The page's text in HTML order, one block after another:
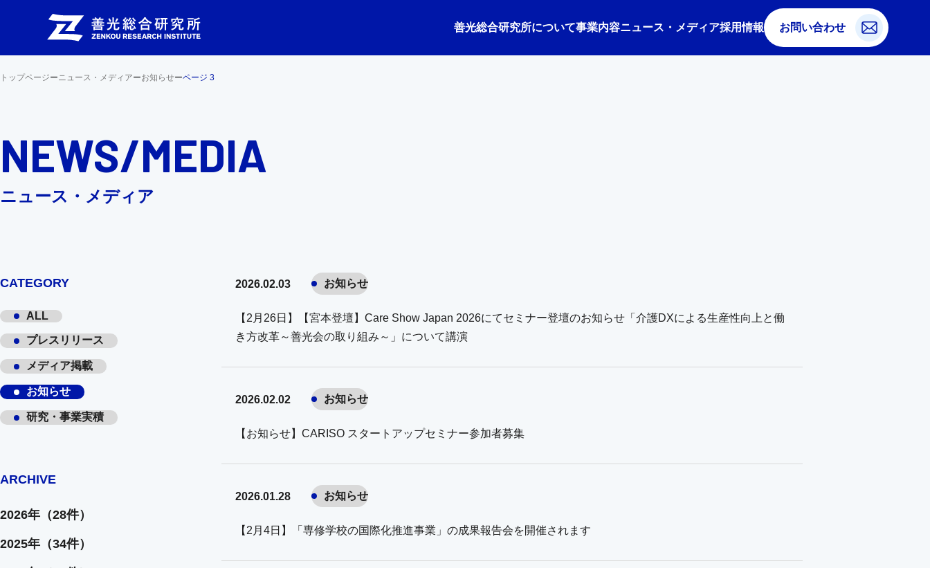
善光総合研究所について事業内容ニュース・メディア採用情報 お問い合わせ
トップページーニュース・メディアーお知らせーページ 3
NEWS/MEDIA
ニュース・メディア
CATEGORY
ALL
プレスリリース
メディア掲載
お知らせ
研究・事業実積
ARCHIVE
2026年（28件）
2025年（34件）
2026.02.03 お知らせ
【2月26日】【宮本登壇】Care Show Japan 2026にてセミナー登壇のお知らせ「介護DXによる生産性向上と働
き方改革～善光会の取り組み～」について講演
2026.02.02 お知らせ
【お知らせ】CARISO スタートアップセミナー参加者募集
2026.01.28 お知らせ
【2月4日】「専修学校の国際化推進事業」の成果報告会を開催されます